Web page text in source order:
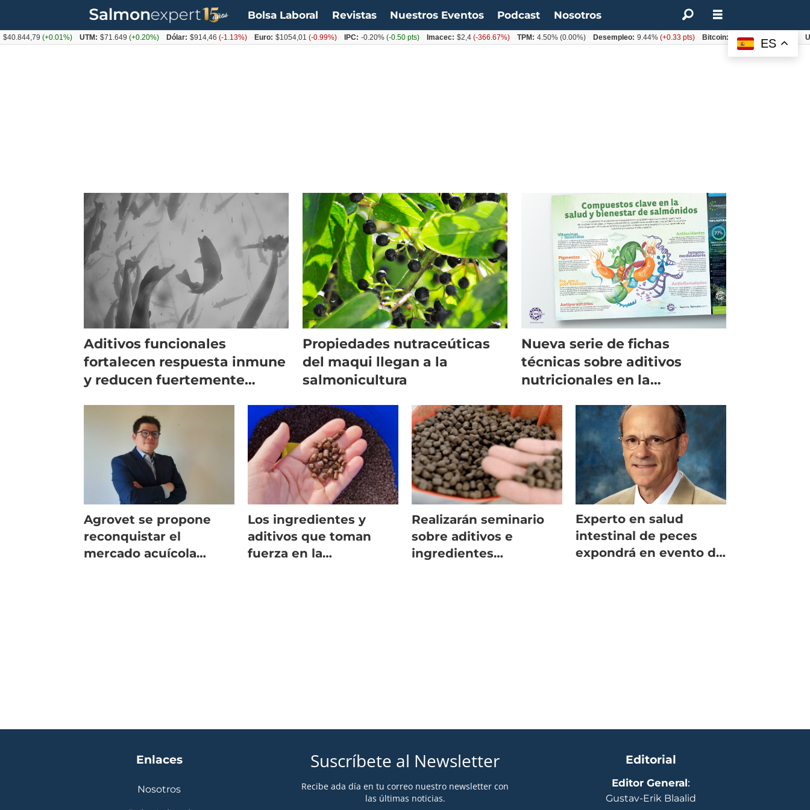
Bolsa Laboral Revistas Nuestros Eventos Podcast Nosotros
Tag:
Aditivos funcionales
fortalecen respuesta inmune
y reducen fuertemente
Propiedades nutraceúticas
del maqui llegan a la
salmonicultura
Nueva serie de fichas
técnicas sobre aditivos
nutricionales en la
Agrovet se propone
reconquistar el
mercado acuícola
Los ingredientes y
aditivos que toman
fuerza en la
Realizarán seminario
sobre aditivos e
ingredientes
Experto en salud
intestinal de peces
expondrá en evento de
Enlaces
Nosotros
Suscríbete al Newsletter
Recibe ada día en tu correo nuestro newsletter con
las últimas noticias.
Editorial
Editor General:
Gustav-Erik Blaalid
ES
(+0.01%) UTM: $71.649(+0.20%) Dólar: $914,46(-1.13%) Euro: $1054,01(-0.99%) IPC: -0.20%(-0.50 pts) Imacec: $2,4(-366.67%) TPM: 4.50%(0.00%) Desempleo: 9.44%(+0.33 pts) Bitcoin: $62.760,11 UF: